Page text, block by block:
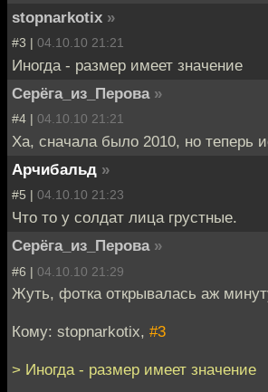
stopnarkotix »
#3 | 04.10.10 21:21
Иногда - размер имеет значение
Серёга_из_Перова »
#4 | 04.10.10 21:21
Ха, сначала было 2010, но теперь
Арчибальд »
#5 | 04.10.10 21:23
Что то у солдат лица грустные.
Серёга_из_Перова »
#6 | 04.10.10 21:29
Жуть, фотка открывалась аж
Кому: stopnarkotix, #3
> Иногда - размер имеет значение